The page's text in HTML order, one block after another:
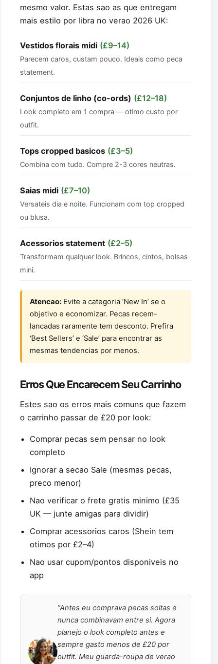
mesmo valor. Estas sao as que entregam
mais estilo por libra no verao 2026 UK:
Vestidos florais midi (£9–14)
Parecem caros, custam pouco. Ideais como peca
statement.
Conjuntos de linho (co-ords) (£12–18)
Look completo em 1 compra — otimo custo por
outfit.
Tops cropped basicos (£3–5)
Combina com tudo. Compre 2-3 cores neutras.
Saias midi (£7–10)
Versateis dia e noite. Funcionam com top cropped
ou blusa.
Acessorios statement (£2–5)
Transformam qualquer look. Brincos, cintos, bolsas
mini.
Atencao: Evite a categoria ‘New In’ se o
objetivo e economizar. Pecas recem-
lancadas raramente tem desconto. Prefira
‘Best Sellers’ e ‘Sale’ para encontrar as
mesmas tendencias por menos.
Erros Que Encarecem Seu Carrinho
Estes sao os erros mais comuns que fazem
o carrinho passar de £20 por look:
Comprar pecas sem pensar no look
completo
Ignorar a secao Sale (mesmas pecas,
preco menor)
Nao verificar o frete gratis minimo (£35
UK — junte amigas para dividir)
Comprar acessorios caros (Shein tem
otimos por £2–4)
Nao usar cupom/pontos disponiveis no
app
“Antes eu comprava pecas soltas e
nunca combinavam entre si. Agora
planejo o look completo antes e
sempre gasto menos de £20 por
outfit. Meu guarda-roupa de verao